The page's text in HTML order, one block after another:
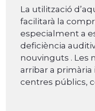
La utilització
facilitarà la
especialment a
deficiència
nouvinguts . Les
arribar a primària
centres públics,